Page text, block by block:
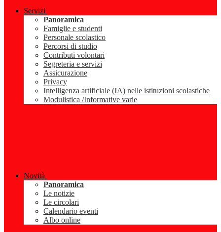
Servizi
Panoramica
Famiglie e studenti
Personale scolastico
Percorsi di studio
Contributi volontari
Segreteria e servizi
Assicurazione
Privacy
Intelligenza artificiale (IA) nelle istituzioni scolastiche
Modulistica /Informative varie
Novità
Panoramica
Le notizie
Le circolari
Calendario eventi
Albo online